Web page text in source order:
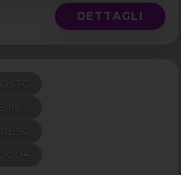
DETTAGLI